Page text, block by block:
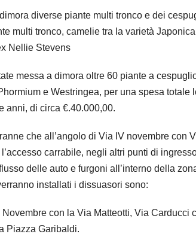
diverse piante multi tronco e dei
multi tronco, camelie tra la varietà
Nellie Stevens
messa a dimora oltre 60 piante a
e Westringea, per una spesa totale
anni, di circa €.40.000,00.
che all’angolo di Via IV novembre con
carrabile, negli altri punti di
delle auto e furgoni all’interno della
installati i dissuasori sono:
con la Via Matteotti, Via Carducci
Piazza Garibaldi.